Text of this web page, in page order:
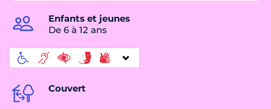
Enfants et jeunes
De 6 à 12 ans
Couvert